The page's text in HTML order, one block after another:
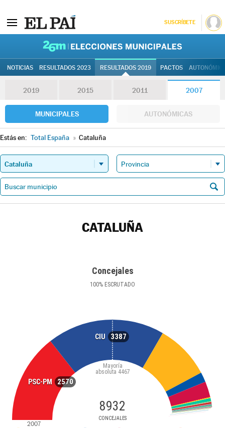
SUSCRÍBETE
NOTICIAS RESULTADOS 2023 RESULTADOS 2019 PACTOS
2019 2015 2011 2007
MUNICIPALES AUTONÓMICAS
Estás en: Total España » Cataluña
CATALUÑA
Concejales
100% ESCRUTADO
PSC-PM 2570
CIU 3387
8932
CONCEJALES
Mayoría
absoluta 4467
2007